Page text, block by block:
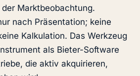
Marktbeobachtung.
nach Präsentation; keine
Kalkulation. Das Werkzeug
als Bieter-Software
die aktiv akquirieren,